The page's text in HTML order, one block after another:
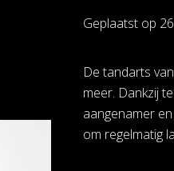
Geplaatst op
De tandarts
meer. Dankzij
aangenamer
om regelmatig